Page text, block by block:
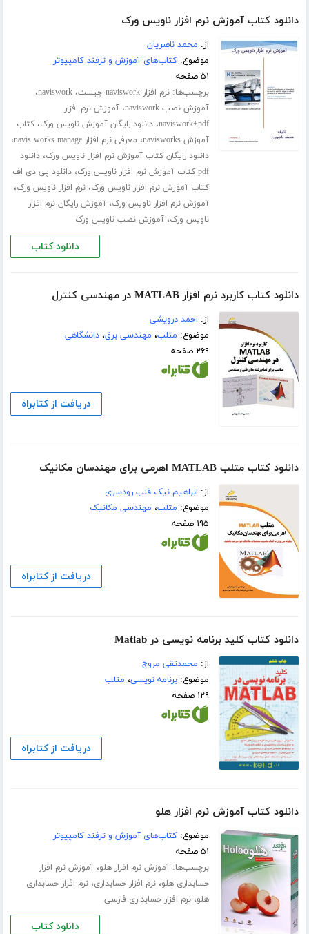
دانلود کتاب آموزش نرم افزار ناویس ورک
از: محمد ناصریان
موضوع:کتاب‌های آموزش و ترفند کامپیوتر
۵۱ صفحه
برچسب‌ها:نرم افزار naviswork چیست ،naviswork،
آموزش نصب naviswork ،آموزش نرم افزار
naviswork+pdf،دانلود رایگان آموزش ناویس ورک،کتاب
آموزش navisworks
، معرفی نرم افزار navis works manage ،
دانلود رایگان کتاب آموزش نرم افزار ناویس ورک،دانلود
pdf کتاب آموزش نرم افزار ناویس ورک
،دانلود پی دی اف
کتاب آموزش نرم افزار ناویس ورک،نرم افزار ناویس ورک،
آموزش نرم افزار ناویس ورک،آموزش رایگان نرم افزار
ناویس ورک،آموزش نصب ناویس ورک
دانلود کتاب
دانلود کتاب کاربرد نرم افزار MATLAB در مهندسی کنترل
از: احمد درویشی
موضوع: متلب، مهندسی برق،دانشگاهی
۲۶۹ صفحه
دریافت از کتابراه
دانلود کتاب متلب MATLAB اهرمی برای مهندسان مکانیک
از: ابراهیم نیک قلب رودسری
موضوع: متلب، مهندسی مکانیک
۱۹۵ صفحه
دریافت از کتابراه
دانلود کتاب کلید برنامه نویسی در Matlab
از: محمدتقی مروج
موضوع:برنامه نویسی، متلب
۱۲۹ صفحه
دریافت از کتابراه
دانلود کتاب آموزش نرم افزار هلو
موضوع:کتاب‌های آموزش و ترفند کامپیوتر
۵۱ صفحه
برچسب‌ها:آموزش نرم افزار هلو،آموزش نرم افزار
حسابداری هلو،نرم افزار حسابداری،نرم افزار حسابداری
هلو،نرم افزار حسابداری فارسی
دانلود کتاب